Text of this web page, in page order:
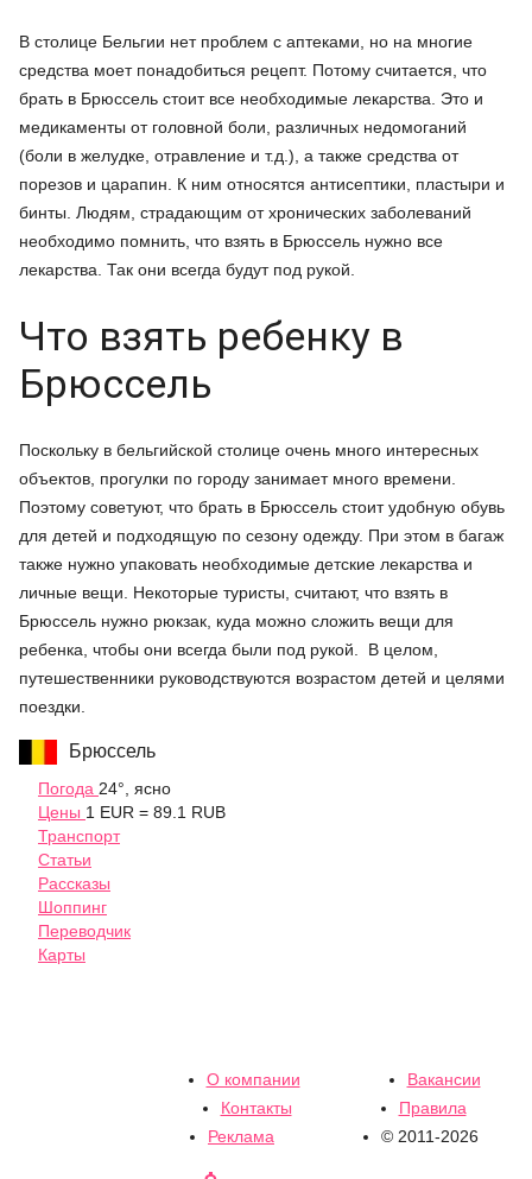
В столице Бельгии нет проблем с аптеками, но на многие
средства моет понадобиться рецепт. Потому считается, что
брать в Брюссель стоит все необходимые лекарства. Это и
медикаменты от головной боли, различных недомоганий
(боли в желудке, отравление и т.д.), а также средства от
порезов и царапин. К ним относятся антисептики, пластыри и
бинты. Людям, страдающим от хронических заболеваний
необходимо помнить, что взять в Брюссель нужно все
лекарства. Так они всегда будут под рукой.
Что взять ребенку в
Брюссель
Поскольку в бельгийской столице очень много интересных
объектов, прогулки по городу занимает много времени.
Поэтому советуют, что брать в Брюссель стоит удобную обувь
для детей и подходящую по сезону одежду. При этом в багаж
также нужно упаковать необходимые детские лекарства и
личные вещи. Некоторые туристы, считают, что взять в
Брюссель нужно рюкзак, куда можно сложить вещи для
ребенка, чтобы они всегда были под рукой. В целом,
путешественники руководствуются возрастом детей и целями
поездки.
Брюссель
Погода 24°, ясно
Цены 1 EUR = 89.1 RUB
Транспорт
Статьи
Рассказы
Шоппинг
Переводчик
Карты
О компании
Вакансии
Контакты
Правила
Реклама
© 2011-2026